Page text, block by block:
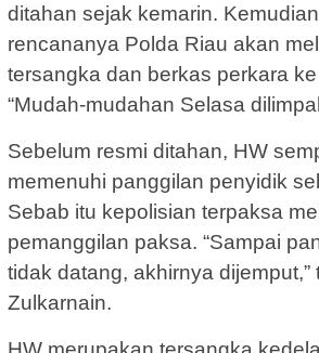
ditahan sejak kemarin.
rencananya Polda Riau akan
tersangka dan berkas perkara
“Mudah-mudahan Selasa
Sebelum resmi ditahan, HW
memenuhi panggilan penyidik
Sebab itu kepolisian terpaksa
pemanggilan paksa. “Sampai
tidak datang, akhirnya dijemput,”
Zulkarnain.